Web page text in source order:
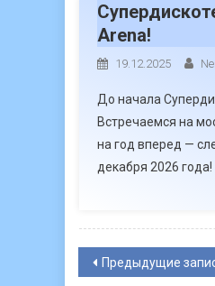
Arena!
19.12.2025
До начала
Встречаемся на
на год вперед —
декабря 2026 года!
Предыдущие